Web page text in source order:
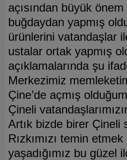
açısından büyük
buğdaydan yapmış
ürünlerini vatandaşlar
ustalar ortak yapmış
açıklamalarında şu
Merkezimiz
Çine’de açmış
Çineli
Artık bizde birer Çineli
Rızkımızı temin etmek
yaşadığımız bu güzel